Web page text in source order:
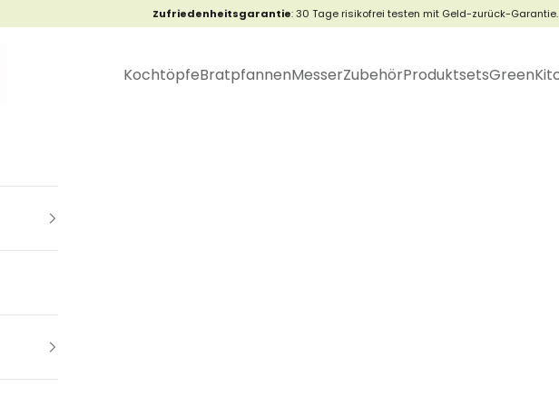
Zufriedenheitsgarantie: 30 Tage risikofrei testen mit Geld-zurück-Garantie.
KochtöpfeBratpfannenMesserZubehörProduktsets